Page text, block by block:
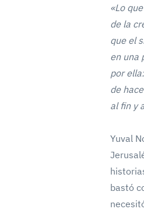
«Lo
de la
que el
en una
por
de
al fin y
Yuval
bastó